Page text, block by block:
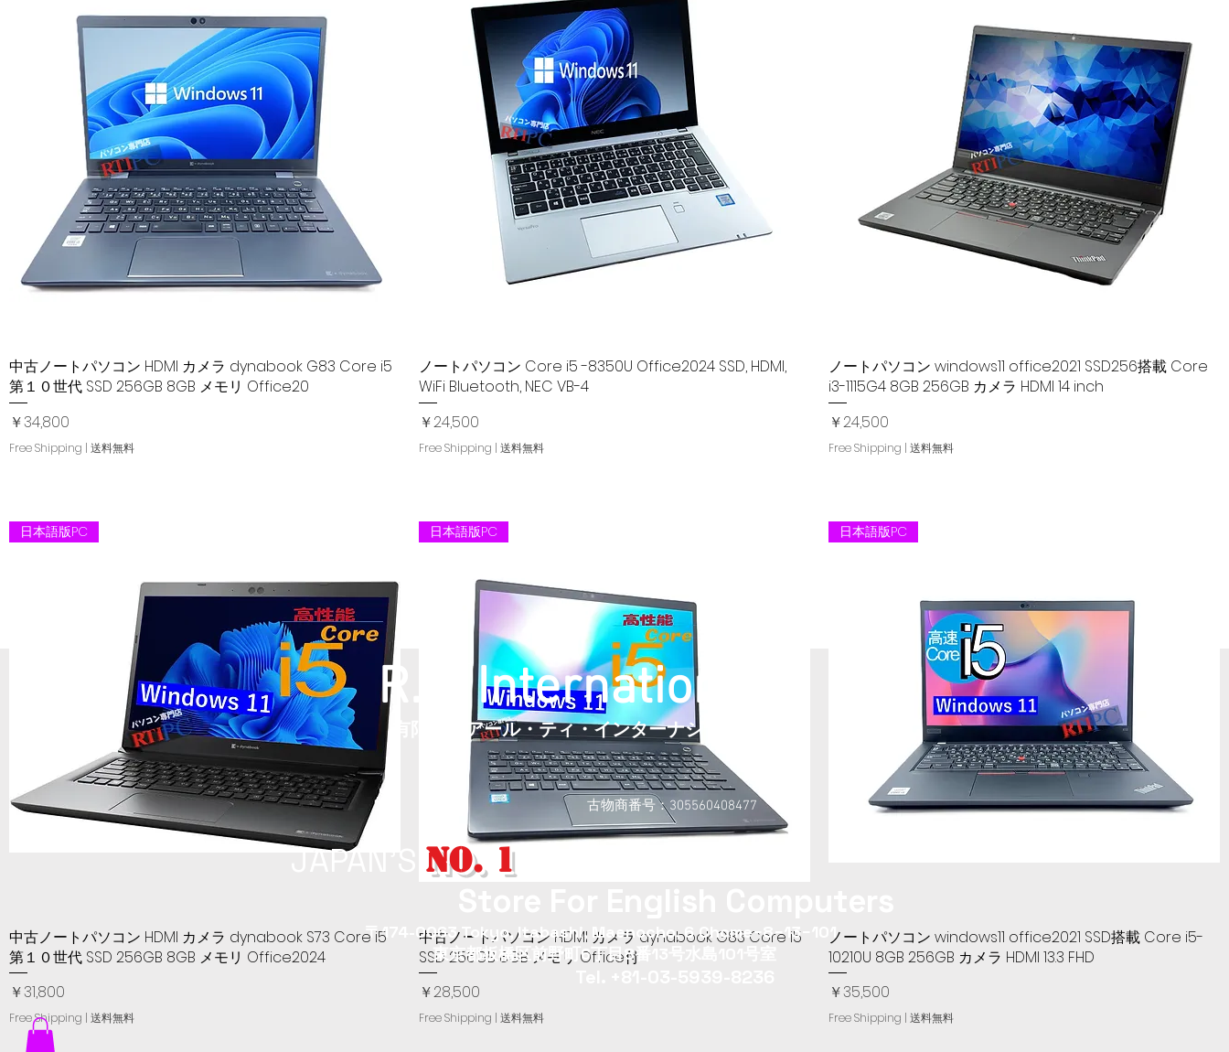
クイックビュー
中古ノートパソコン HDMI カメラ dynabook G83 Core i5
第１０世代 SSD 256GB 8GB メモリ Office20
価格
￥34,800
Free Shipping | 送料無料
クイックビュー
ノートパソコン Core i5 -8350U Office2024 SSD, HDMI,
WiFi Bluetooth, NEC VB-4
価格
￥24,500
Free Shipping | 送料無料
クイックビュー
ノートパソコン windows11 office2021 SSD256搭載 Core
i3-1115G4 8GB 256GB カメラ HDMI 14 inch
価格
￥24,500
Free Shipping | 送料無料
クイックビュー
日本語版PC
中古ノートパソコン HDMI カメラ dynabook S73 Core i5
第１０世代 SSD 256GB 8GB メモリ Office2024
価格
￥31,800
Free Shipping | 送料無料
クイックビュー
日本語版PC
中古ノートパソコン HDMI カメラ dynabook G83 Core i5
SSD 256GB 8GB メモリ Office付
価格
￥28,500
Free Shipping | 送料無料
クイックビュー
日本語版PC
ノートパソコン windows11 office2021 SSD搭載 Core i5-
10210U 8GB 256GB カメラ HDMI 13.3 FHD
価格
￥35,500
Free Shipping | 送料無料
R. T. International
​有限会社アール・ティ・インターナショナル
古物商番号：305560408477
JAPAN'S NO. 1
〒174-0063 Tokyo, Itabashi, Maenocho, 6 Chome−8−13−101
東京都板橋区前野町6丁目8番13号水島101号室